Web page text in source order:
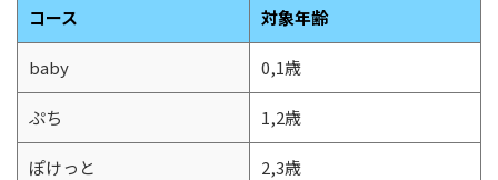
コース 対象年齢
baby 0,1歳
ぷち 1,2歳
ぽけっと 2,3歳